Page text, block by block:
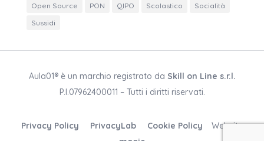
Open Source
PON QIPO Scolastico
Socialità
Sussidi
Aula01® è un marchio registrato da Skill on Line s.r.l.
P.I.07962400011 – Tutti i diritti riservati.
Privacy Policy PrivacyLab Cookie Policy
Website